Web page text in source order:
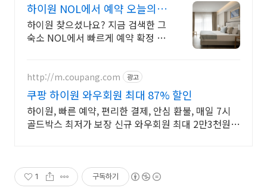
하이원 NOL에서 예약 오늘의
숙박 핫딜!
하이원 찾으셨나요? 지금 검색한 그
숙소 NOL에서 빠르게 예약 확정 가
http://m.coupang.com 광고
쿠팡 하이원 와우회원 최대 87% 할인
하이원, 빠른 예약, 편리한 결제, 안심 환불, 매일 7시
골드박스 최저가 보장 신규 와우회원 최대 2만3천원
1 구독하기